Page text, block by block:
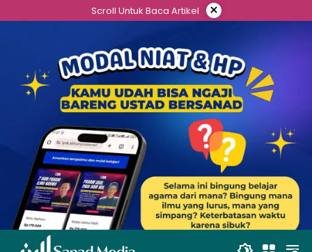
to
Scroll Untuk Baca Artikel ×